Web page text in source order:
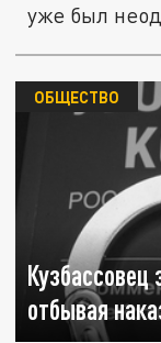
уже был
отбывая
ОБЩЕСТВО